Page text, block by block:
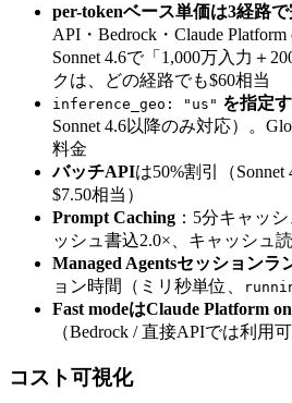
per-tokenベース単価は3経路
API・Bedrock・Claude
Sonnet 4.6で「1,000万入力＋
クは、どの経路でも$60相当
inference_geo: "us" を指定
Sonnet 4.6以降のみ対応）。
料金
バッチAPIは50%割引（Sonnet
$7.50相当）
Prompt Caching ：5分キャッ
ッシュ書込2.0×、キャッシュ
Managed Agentsセッションラ
ョン時間（ミリ秒単位、
Fast modeはClaude Platform
（Bedrock / 直接APIでは利用可
コスト可視化